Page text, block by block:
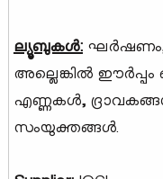
ല്യൂബുകൾ:ഘർഷണം
അല്ലെങ്കിൽ ഈർപ്പം
എണ്ണകൾ,
സംയുക്തങ്ങൾ.